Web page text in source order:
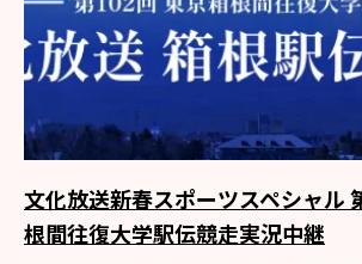
文化放送新春スポーツスペシャル
根間往復大学駅伝競走実況中継